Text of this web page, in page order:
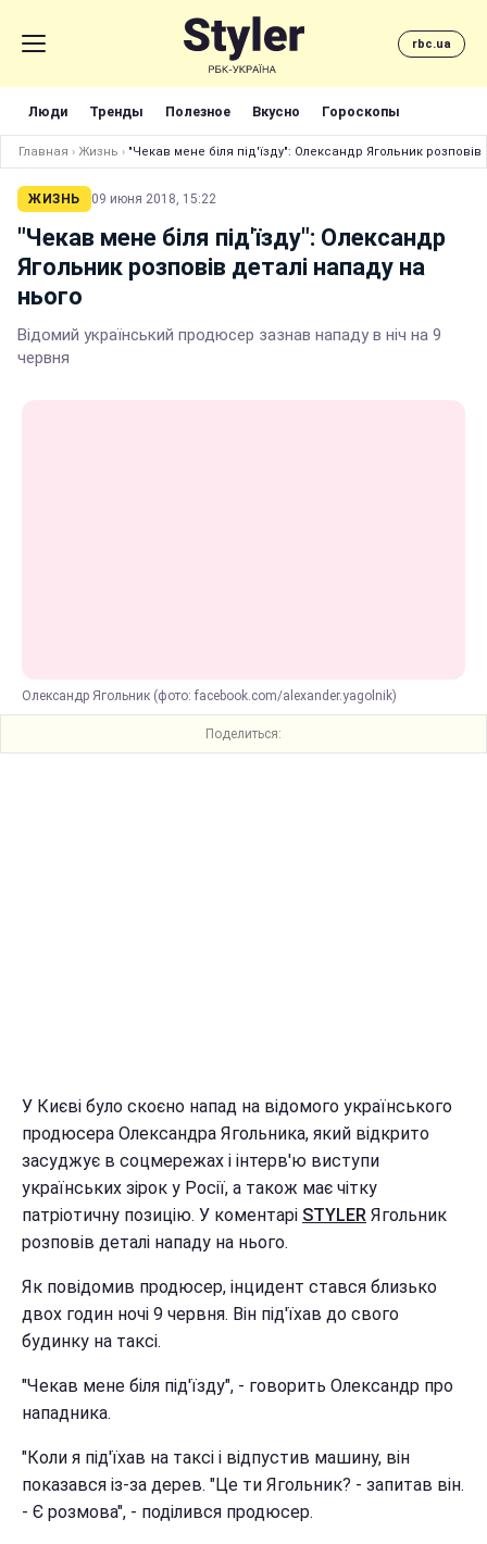
rbc.ua
Люди Тренды Полезное Вкусно Гороскопы
Главная › Жизнь › "Чекав мене біля під'їзду": Олександр Ягольник
ЖИЗНЬ 09 июня 2018, 15:22
"Чекав мене біля під'їзду": Олександр
Ягольник розповів деталі нападу на
нього
Відомий український продюсер зазнав нападу в ніч на 9
червня
Олександр Ягольник (фото: facebook.com/alexander.yagolnik)
Поделиться:
У Києві було скоєно напад на відомого українського
продюсера Олександра Ягольника, який відкрито
засуджує в соцмережах і інтерв'ю виступи
українських зірок у Росії, а також має чітку
патріотичну позицію. У коментарі STYLER Ягольник
розповів деталі нападу на нього.
Як повідомив продюсер, інцидент стався близько
двох годин ночі 9 червня. Він під'їхав до свого
будинку на таксі.
"Чекав мене біля під'їзду", - говорить Олександр про
нападника.
"Коли я під'їхав на таксі і відпустив машину, він
показався із-за дерев. "Це ти Ягольник? - запитав він.
- Є розмова", - поділився продюсер.